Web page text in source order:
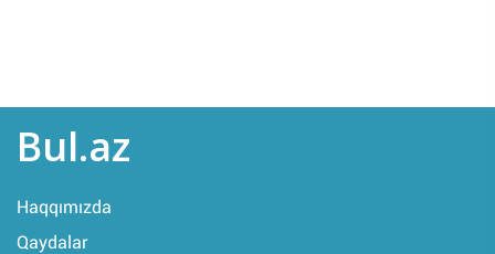
Bul.az
Haqqımızda
Qaydalar